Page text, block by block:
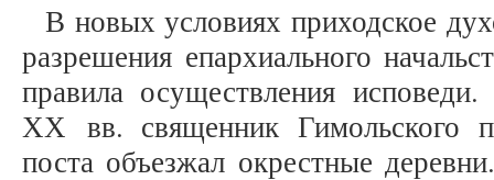
В новых условиях приходское
разрешения епархиального
правила осуществления
ХХ вв. священник Гимольского
поста объезжал окрестные